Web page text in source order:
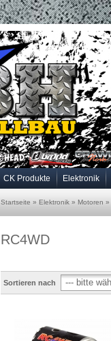
CK Produkte Elektronik
Startseite » Elektronik » Motoren »
RC4WD
Sortieren nach